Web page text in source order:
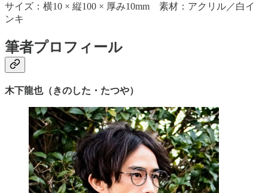
サイズ：横10 × 縦100 × 厚み10mm 素材：アクリル／白イ
ンキ
筆者プロフィール
木下龍也（きのした・たつや）